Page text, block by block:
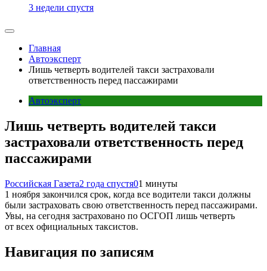
3 недели спустя
Главная
Автоэксперт
Лишь четверть водителей такси застраховали
ответственность перед пассажирами
Автоэксперт
Лишь четверть водителей такси
застраховали ответственность перед
пассажирами
Российская Газета2 года спустя01 минуты
1 ноября закончился срок, когда все водители такси должны
были застраховать свою ответственность перед пассажирами.
Увы, на сегодня застраховано по ОСГОП лишь четверть
от всех официальных таксистов.
Навигация по записям